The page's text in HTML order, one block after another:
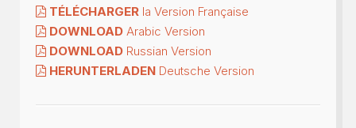
TÉLÉCHARGERla Version Française
DOWNLOADArabic Version
DOWNLOADRussian Version
HERUNTERLADENDeutsche Version